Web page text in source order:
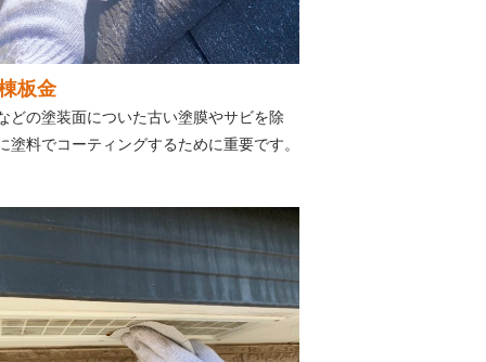
板金
どの塗装面についた古い塗膜やサビを除
塗料でコーティングするために重要です。